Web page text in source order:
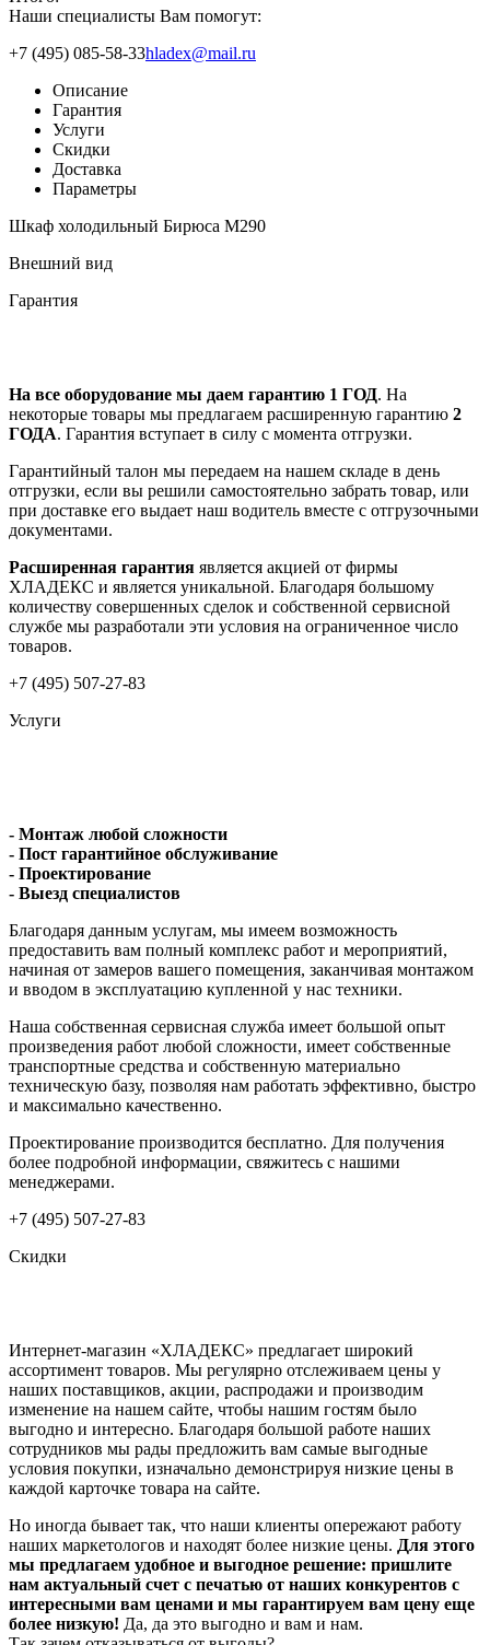
Наши специалисты Вам помогут:
+7 (495) 085-58-33hladex@mail.ru
Описание
Гарантия
Услуги
Скидки
Доставка
Параметры
Шкаф холодильный Бирюса M290
Внешний вид
Гарантия
На все оборудование мы даем гарантию 1 ГОД. На
некоторые товары мы предлагаем расширенную гарантию 2
ГОДА. Гарантия вступает в силу с момента отгрузки.
Гарантийный талон мы передаем на нашем складе в день
отгрузки, если вы решили самостоятельно забрать товар, или
при доставке его выдает наш водитель вместе с отгрузочными
документами.
Расширенная гарантия является акцией от фирмы
ХЛАДЕКС и является уникальной. Благодаря большому
количеству совершенных сделок и собственной сервисной
службе мы разработали эти условия на ограниченное число
товаров.
+7 (495) 507-27-83
Услуги
- Монтаж любой сложности
- Пост гарантийное обслуживание
- Проектирование
- Выезд специалистов
Благодаря данным услугам, мы имеем возможность
предоставить вам полный комплекс работ и мероприятий,
начиная от замеров вашего помещения, заканчивая монтажом
и вводом в эксплуатацию купленной у нас техники.
Наша собственная сервисная служба имеет большой опыт
произведения работ любой сложности, имеет собственные
транспортные средства и собственную материально
техническую базу, позволяя нам работать эффективно, быстро
и максимально качественно.
Проектирование производится бесплатно. Для получения
более подробной информации, свяжитесь с нашими
менеджерами.
+7 (495) 507-27-83
Скидки
Интернет-магазин «ХЛАДЕКС» предлагает широкий
ассортимент товаров. Мы регулярно отслеживаем цены у
наших поставщиков, акции, распродажи и производим
изменение на нашем сайте, чтобы нашим гостям было
выгодно и интересно. Благодаря большой работе наших
сотрудников мы рады предложить вам самые выгодные
условия покупки, изначально демонстрируя низкие цены в
каждой карточке товара на сайте.
Но иногда бывает так, что наши клиенты опережают работу
наших маркетологов и находят более низкие цены. Для этого
мы предлагаем удобное и выгодное решение: пришлите
нам актуальный счет с печатью от наших конкурентов с
интересными вам ценами и мы гарантируем вам цену еще
более низкую! Да, да это выгодно и вам и нам.